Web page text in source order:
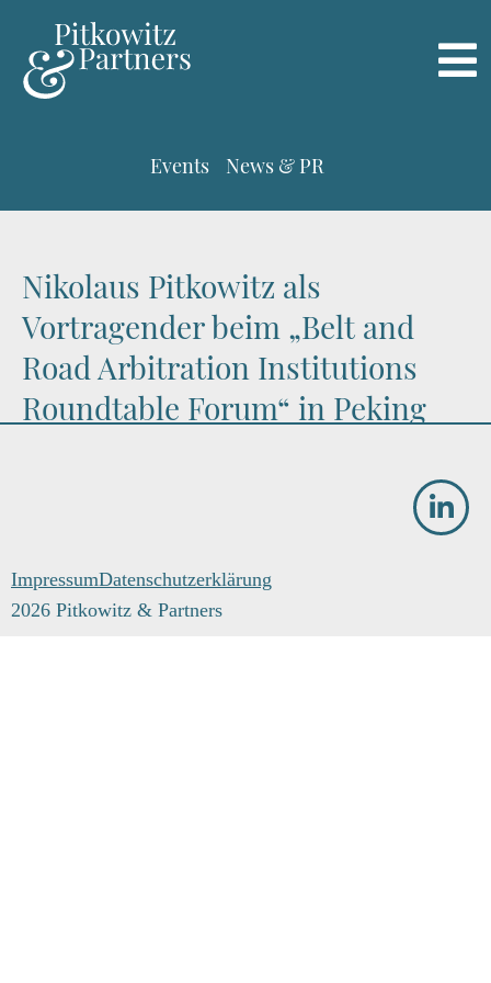
Events News & PR
Nikolaus Pitkowitz als
Vortragender beim „Belt and
Road Arbitration Institutions
Roundtable Forum“ in Peking
ImpressumDatenschutzerklärung
2026 Pitkowitz & Partners